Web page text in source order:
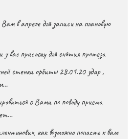
в апреле для записи на плановую
вас присоску для снятия протеза
стенки орбиты 28.01.20 удар ,
с Вами по поводу приема
как возможно попасть к вам